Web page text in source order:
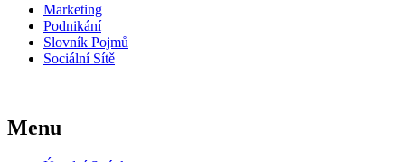
Marketing
Podnikání
Slovník Pojmů
Sociální Sítě
Menu